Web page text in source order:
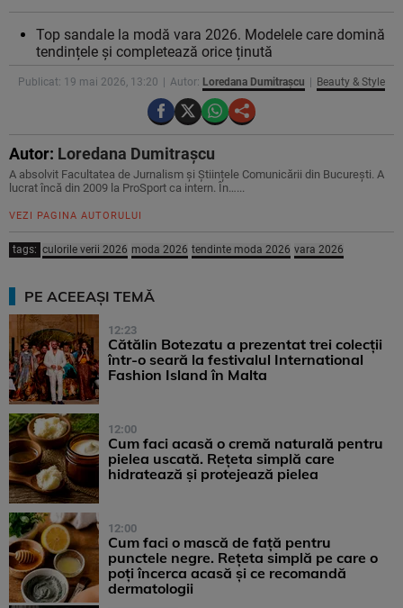
Top sandale la modă vara 2026. Modelele care domină
tendințele și completează orice ținută
Publicat: 19 mai 2026, 13:20 Autor: Loredana Dumitrașcu Beauty & Style
Autor: Loredana Dumitrașcu
A absolvit Facultatea de Jurnalism și Științele Comunicării din București. A
lucrat încă din 2009 la ProSport ca intern. În…...
VEZI PAGINA AUTORULUI
tags: culorile verii 2026 moda 2026 tendinte moda 2026 vara 2026
PE ACEEAȘI TEMĂ
12:23
Cătălin Botezatu a prezentat trei colecții
într-o seară la festivalul International
Fashion Island în Malta
12:00
Cum faci acasă o cremă naturală pentru
pielea uscată. Rețeta simplă care
hidratează și protejează pielea
12:00
Cum faci o mască de față pentru
punctele negre. Rețeta simplă pe care o
poți încerca acasă și ce recomandă
dermatologii